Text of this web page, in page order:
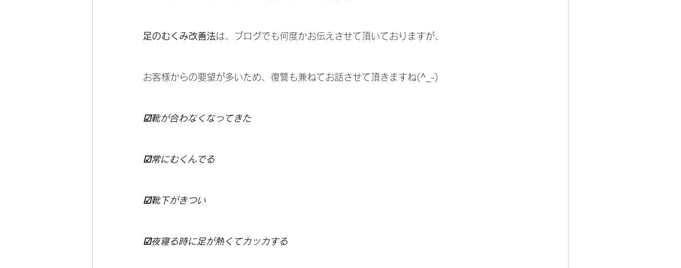
足のむくみ改善法は、ブログでも何度かお伝えさせて頂いておりますが、
お客様からの要望が多いため、復讐も兼ねてお話させて頂きますね(^_-)
☑靴が合わなくなってきた
☑常にむくんでる
☑靴下がきつい
☑夜寝る時に足が熱くてカッカする